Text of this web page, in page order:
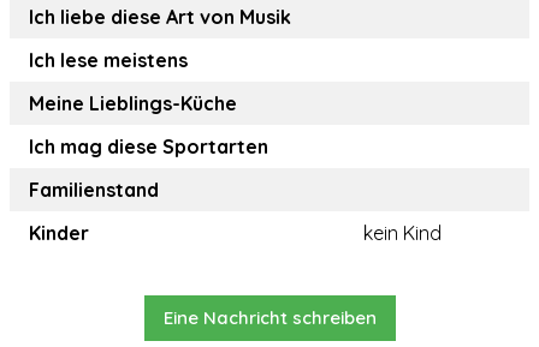
Ich liebe diese Art von Musik
Ich lese meistens
Meine Lieblings-Küche
Ich mag diese Sportarten
Familienstand
Kinder
kein Kind
Eine Nachricht schreiben